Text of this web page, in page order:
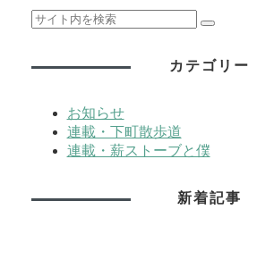
カテゴリー
お知らせ
連載・下町散歩道
連載・薪ストーブと僕
新着記事